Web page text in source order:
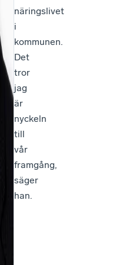
näringslivet
i
kommunen.
Det
tror
jag
är
nyckeln
till
vår
framgång,
säger
han.